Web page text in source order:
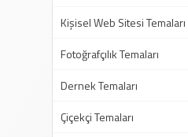
Kişisel Web Sitesi Temaları
Fotoğrafçılık Temaları
Dernek Temaları
Çiçekçi Temaları